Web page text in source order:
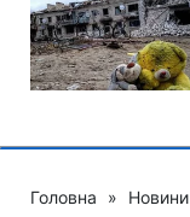
Головна » Новини